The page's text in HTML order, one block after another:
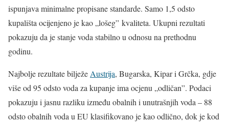
ispunjava minimalne propisane standarde. Samo 1,5 odsto
kupališta ocijenjeno je kao „lošeg” kvaliteta. Ukupni rezultati
pokazuju da je stanje voda stabilno u odnosu na prethodnu
godinu.
Najbolje rezultate bilježe Austrija, Bugarska, Kipar i Grčka, gdje
više od 95 odsto voda za kupanje ima ocjenu „odličan”. Podaci
pokazuju i jasnu razliku između obalnih i unutrašnjih voda – 88
odsto obalnih voda u EU klasifikovano je kao odlično, dok je kod